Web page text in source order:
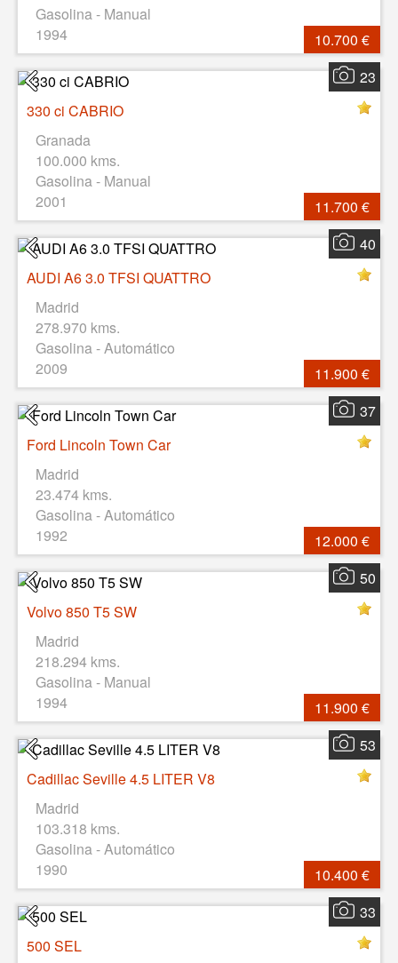
Gasolina - Manual
1994
10.700 €
23
330 ci CABRIO
Granada
100.000 kms.
Gasolina - Manual
2001
11.700 €
40
AUDI A6 3.0 TFSI QUATTRO
Madrid
278.970 kms.
Gasolina - Automático
2009
11.900 €
37
Ford Lincoln Town Car
Madrid
23.474 kms.
Gasolina - Automático
1992
12.000 €
50
Volvo 850 T5 SW
Madrid
218.294 kms.
Gasolina - Manual
1994
11.900 €
53
Cadillac Seville 4.5 LITER V8
Madrid
103.318 kms.
Gasolina - Automático
1990
10.400 €
33
500 SEL